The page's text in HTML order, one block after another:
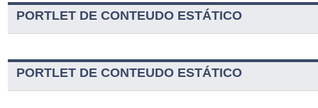
PORTLET DE CONTEUDO ESTÁTICO
PORTLET DE CONTEUDO ESTÁTICO